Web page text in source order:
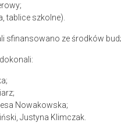
tablice szkolne).
sfinansowano ze środków
Nowakowska;
Justyna Klimczak.